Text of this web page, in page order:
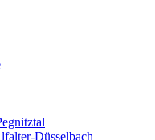
Düsselbach